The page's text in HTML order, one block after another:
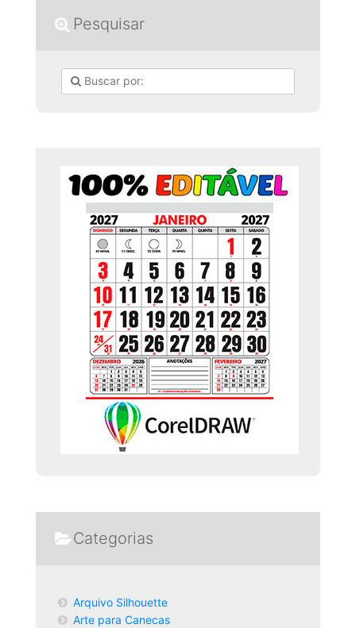
Pesquisar
Categorias
Arquivo Silhouette
Arte para Canecas